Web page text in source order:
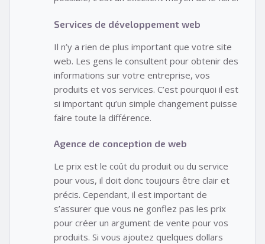
Services de développement web
Il n’y a rien de plus important que votre site
web. Les gens le consultent pour obtenir des
informations sur votre entreprise, vos
produits et vos services. C’est pourquoi il est
si important qu’un simple changement puisse
faire toute la différence.
Agence de conception de web
Le prix est le coût du produit ou du service
pour vous, il doit donc toujours être clair et
précis. Cependant, il est important de
s’assurer que vous ne gonflez pas les prix
pour créer un argument de vente pour vos
produits. Si vous ajoutez quelques dollars